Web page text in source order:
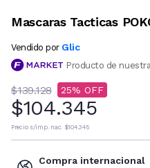
Mascaras Tacticas
Vendido por Glic
Producto de
$139.128 25
$104.345
Precio s/imp. nac. $104.345
Compra internacional